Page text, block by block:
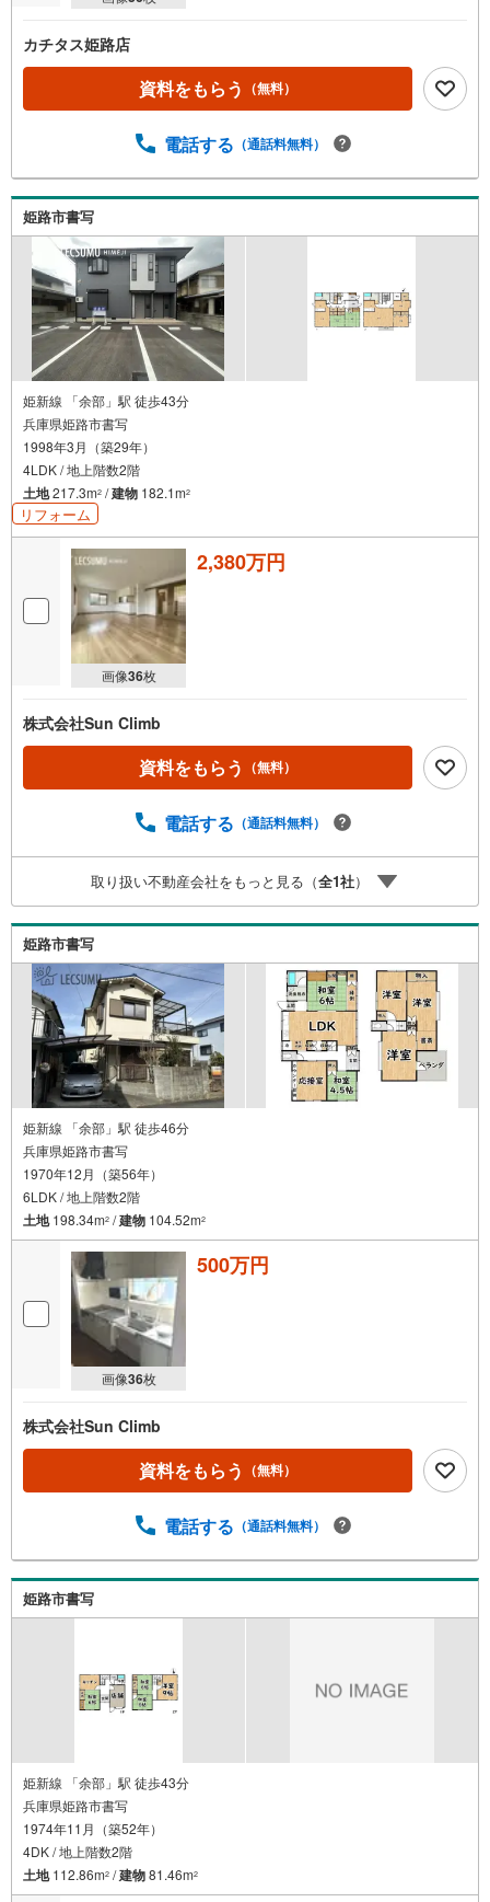
カチタス姫路店
資料をもらう （無料）
電話する （通話料無料）
姫路市書写
姫新線 「余部」駅 徒歩43分
兵庫県姫路市書写
1998年3月（築29年）
4LDK / 地上階数2階
土地217.3m2 /建物 182.1m2
リフォーム
画像36枚
2,380万円
株式会社Sun Climb
資料をもらう （無料）
電話する （通話料無料）
取り扱い不動産会社をもっと見る（全1社）
姫路市書写
姫新線 「余部」駅 徒歩46分
兵庫県姫路市書写
1970年12月（築56年）
6LDK / 地上階数2階
土地198.34m2 /建物 104.52m2
画像36枚
500万円
株式会社Sun Climb
資料をもらう （無料）
電話する （通話料無料）
姫路市書写
姫新線 「余部」駅 徒歩43分
兵庫県姫路市書写
1974年11月（築52年）
4DK / 地上階数2階
土地112.86m2 /建物81.46m2